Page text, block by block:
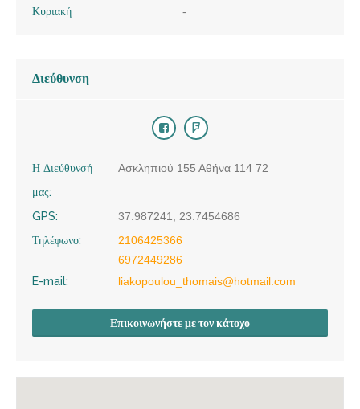
Κυριακή
-
Διεύθυνση
Η Διεύθυνσή
μας:
Ασκληπιού 155 Αθήνα 114 72
GPS:
37.987241, 23.7454686
Τηλέφωνο:
2106425366
6972449286
E-mail:
liakopoulou_thomais@hotmail.com
Επικοινωνήστε με τον κάτοχο